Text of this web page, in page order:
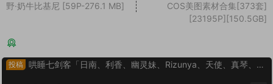
野·奶牛比基尼 [59P-276.1 MB]
COS美图素材合集[373套]
[23195P][150.5GB]
投稿 哄睡七剑客「日南、利香、幽灵妹、Rizunya、天使、真琴、音